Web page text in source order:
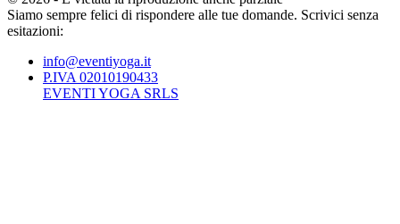
Siamo sempre felici di rispondere alle tue domande. Scrivici senza
esitazioni:
info@eventiyoga.it
P.IVA 02010190433
EVENTI YOGA SRLS